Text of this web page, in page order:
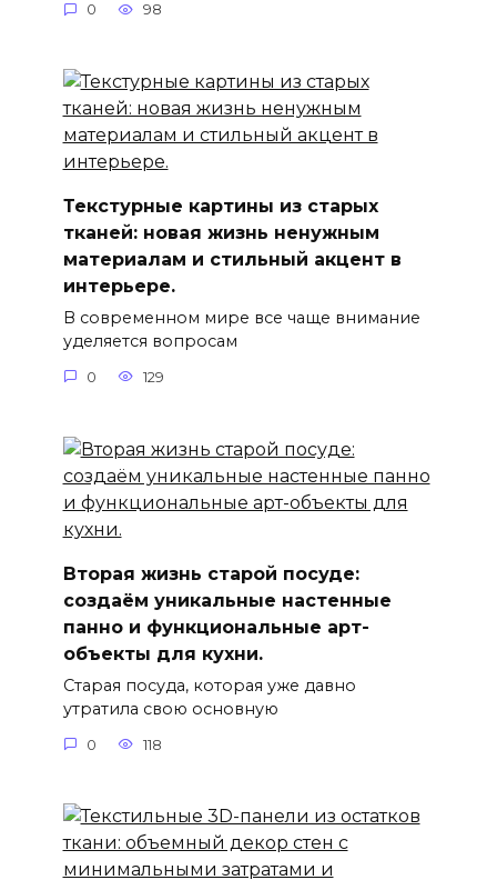
0 98
Текстурные картины из старых
тканей: новая жизнь ненужным
материалам и стильный акцент в
интерьере.
В современном мире все чаще внимание
уделяется вопросам
0 129
Вторая жизнь старой посуде:
создаём уникальные настенные
панно и функциональные арт-
объекты для кухни.
Старая посуда, которая уже давно
утратила свою основную
0 118